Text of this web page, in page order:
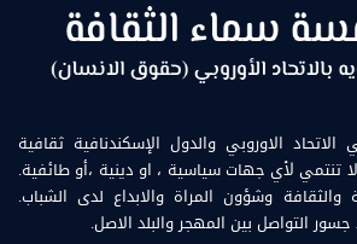
الاوروبي والدول الإسكندنافية ثقافية
لا تنتمي لأي جهات سياسية ، او دينية ،أو طائفية.
وشؤون المراة والابداع لدى الشباب.
التواصل بين المهجر والبلد الاصل.